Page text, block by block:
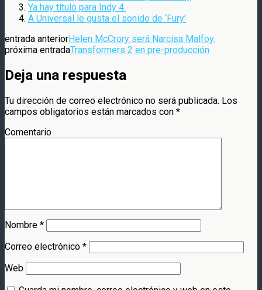
Ya hay título para Indy 4.
A Universal le gusta el sonido de ‘Fury’
entrada anteriorHelen McCrory será Narcisa Malfoy.
próxima entradaTransformers 2 en pre-producción
Deja una respuesta
Tu dirección de correo electrónico no será publicada. Los
campos obligatorios están marcados con *
Comentario
Nombre *
Correo electrónico *
Web